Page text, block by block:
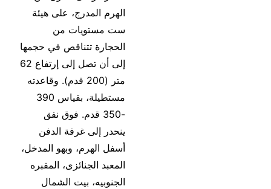
الهرم المدرج، على هيئة
ست مستويات من
الحجارة تتناقص في حجمها
إلى أن تصل إلى إرتفاع 62
متر (200 قدم). وقاعدته
مستطيلة، بقياس 390
-350 قدم. فوق نفق
ينحدر إلى غرفة الدفن
أسفل الهرم، وبهو المدخل،
المعبد الجنائزى، المقبره
الجنوبيه، بيت الشمال